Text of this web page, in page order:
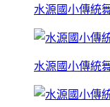
水源國小傳統
水源國小傳統